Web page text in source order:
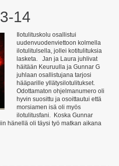
14
Ilotulituskolu osallistui
uudenvuodenviettoon kolmella
ilotulitulsella, jollei kotitulituksia
lasketa. Jan ja Laura juhlivat
häitään Keuruulla ja Gunnar G
juhlaan osallistujana tarjosi
hääparille yllätysilotulitukset.
Odottamaton ohjelmanumero oli
hyvin suosittu ja osoittautui että
morsiamen isä oli myös
ilotulitusfani. Koska Gunnar
hänellä oli täysi työ matkan aikana